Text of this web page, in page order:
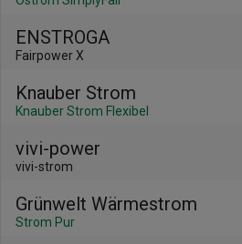
ENSTROGA
Fairpower X
Knauber Strom
Knauber Strom Flexibel
vivi-power
vivi-strom
Grünwelt Wärmestrom
Strom Pur